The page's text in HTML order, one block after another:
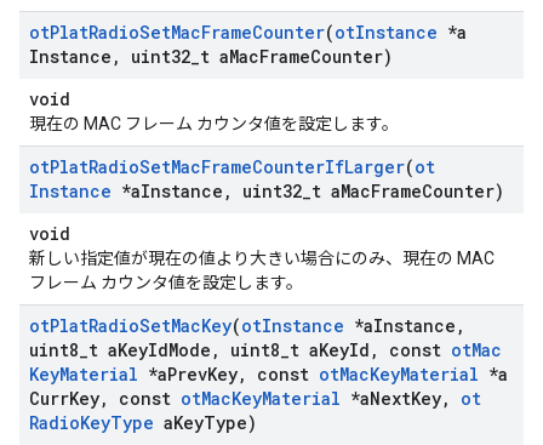
otPlatRadioSetMacFrameCounter(otInstance *a
Instance , uint32 t aMacFrameCounter)
void
現在の MAC フレーム カウンタ値を設定します。
otPlatRadioSetMacFrameCounterIfLarger(ot
Instance *aInstance , uint32 t aMacFrameCounter)
void
新しい指定値が現在の値より大きい場合にのみ、現在の MAC
フレーム カウンタ値を設定します。
otPlatRadioSetMacKey(otInstance *aInstance ,
uint8 t aKeyIdMode , uint8 t aKeyId , const otMac
KeyMaterial *aPrevKey, const otMacKeyMaterial *a
CurrKey, const otMacKeyMaterial *aNextKey,
ot
RadioKeyType aKeyType)